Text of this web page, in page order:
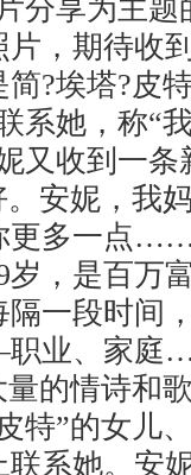
分享为主
，期待收
简?埃塔?
她，称“
又收到一条
安妮，我
更多一点
，是百万
一段时间
业、家庭
的情诗和
特”的女儿
系她。安